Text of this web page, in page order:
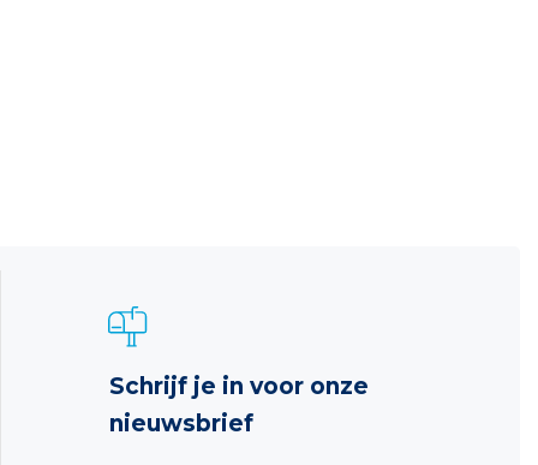
Schrijf je in voor onze
nieuwsbrief